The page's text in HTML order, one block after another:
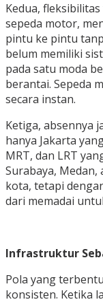
Kedua,
sepeda motor,
pintu ke pintu
belum memiliki
pada satu moda
berantai. Sepeda
secara instan.
Ketiga, absennya
hanya Jakarta
MRT, dan LRT
Surabaya,
kota, tetapi
dari memadai
Infrastruktur
Pola yang
konsisten. Ketika